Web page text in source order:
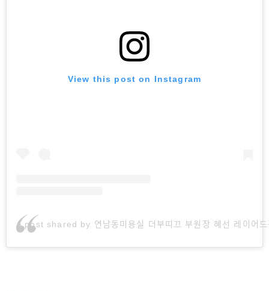
View this post on Instagram
A post shared by 연남동미용실 더부띠끄 부원장 혜선 레이